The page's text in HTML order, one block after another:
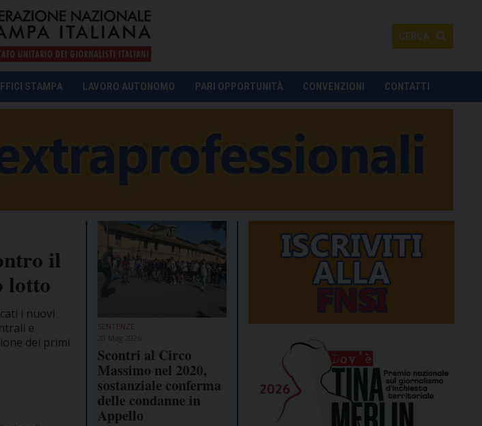
CERCA
STAMPA LAVORO AUTONOMO PARI OPPORTUNITÀ CONVENZIONI CONTATTI
il
lotto
i nuovi
e
dei primi
SENTENZE
Scontri al Circo
Massimo nel 2020,
sostanziale conferma
delle condanne in
Appello